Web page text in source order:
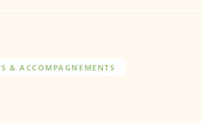
& ACCOMPAGNEMENTS